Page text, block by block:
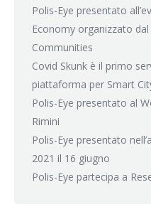
Polis-Eye presentato
Economy organizzato
Communities
Covid Skunk è il primo
piattaforma per Smart
Polis-Eye presentato al
Rimini
Polis-Eye presentato
2021 il 16 giugno
Polis-Eye partecipa a